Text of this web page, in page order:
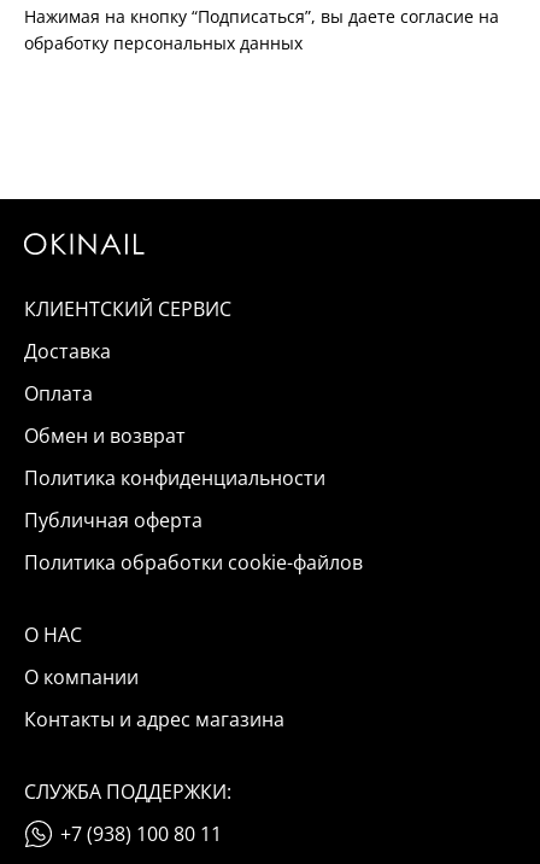
Нажимая на кнопку “Подписаться”, вы даете согласие на
обработку персональных данных
КЛИЕНТСКИЙ СЕРВИС
Доставка
Оплата
Обмен и возврат
Политика конфиденциальности
Публичная оферта
Политика обработки cookie-файлов
О НАС
О компании
Контакты и адрес магазина
СЛУЖБА ПОДДЕРЖКИ:
+7 (938) 100 80 11